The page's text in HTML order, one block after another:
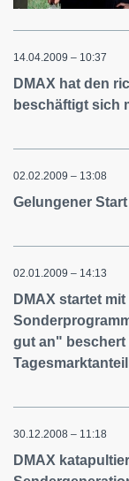
14.04.2009 – 10:37
DMAX hat den
beschäftigt sich
02.02.2009 – 13:08
Gelungener
02.01.2009 – 14:13
DMAX startet
gut an" beschert
30.12.2008 – 11:18
DMAX